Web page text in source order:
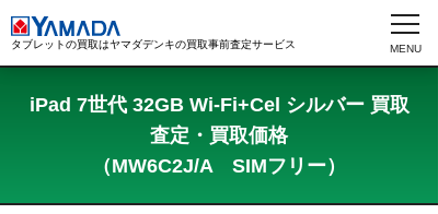
タブレットの買取はヤマダデンキの買取事前査定サービス
iPad 7世代 32GB Wi-Fi+Cel シルバー 買取
査定・買取価格
（MW6C2J/A SIMフリー）